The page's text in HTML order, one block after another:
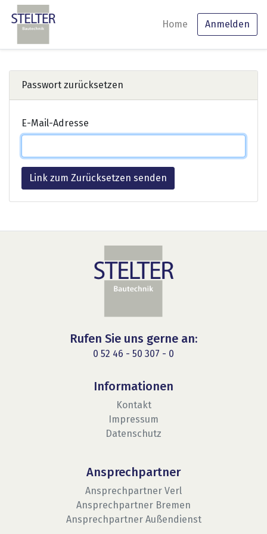
Home (current)
Anmelden
Passwort zurücksetzen
E-Mail-Adresse
Link zum Zurücksetzen senden
Rufen Sie uns gerne an:
0 52 46 - 50 307 - 0
Informationen
Kontakt
Impressum
Datenschutz
Ansprechpartner
Ansprechpartner Verl
Ansprechpartner Bremen
Ansprechpartner Außendienst